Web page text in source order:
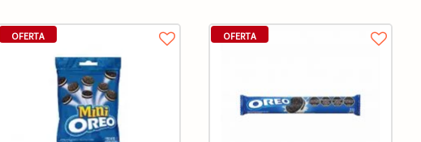
OFERTA OFERTA